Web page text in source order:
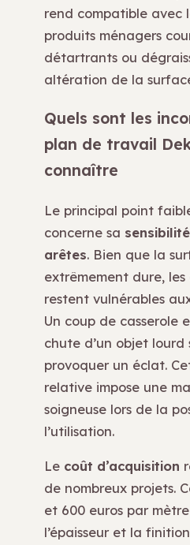
rend compatible avec
produits ménagers
détartrants ou
altération de la
Quels sont les
plan de travail
connaître
Le principal point
concerne sa
arêtes. Bien que la
extrêmement dure,
restent vulnérables
Un coup de casserole
chute d’un objet
provoquer un éclat.
relative impose une
soigneuse lors de la
l’utilisation.
Le coût d’acquisition
de nombreux projets.
et 600 euros par
l’épaisseur et la